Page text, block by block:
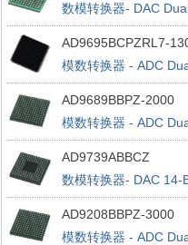
数模转换器- DAC
RFDAC1500MSPS
AD9695BCPZRL7-
模数转换器 - ADC
SPS 1300MSPS ADC
AD9689BBPZ-2000
模数转换器 - ADC
2.0Gsps ADC
AD9739ABBCZ
数模转换器- DAC 14-
AD9208BBPZ-3000
模数转换器 - ADC